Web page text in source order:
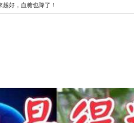
好，血糖也降了！